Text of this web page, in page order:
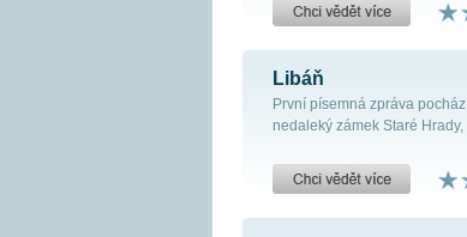
Libáň
První písemná zpráva
nedaleký zámek Staré